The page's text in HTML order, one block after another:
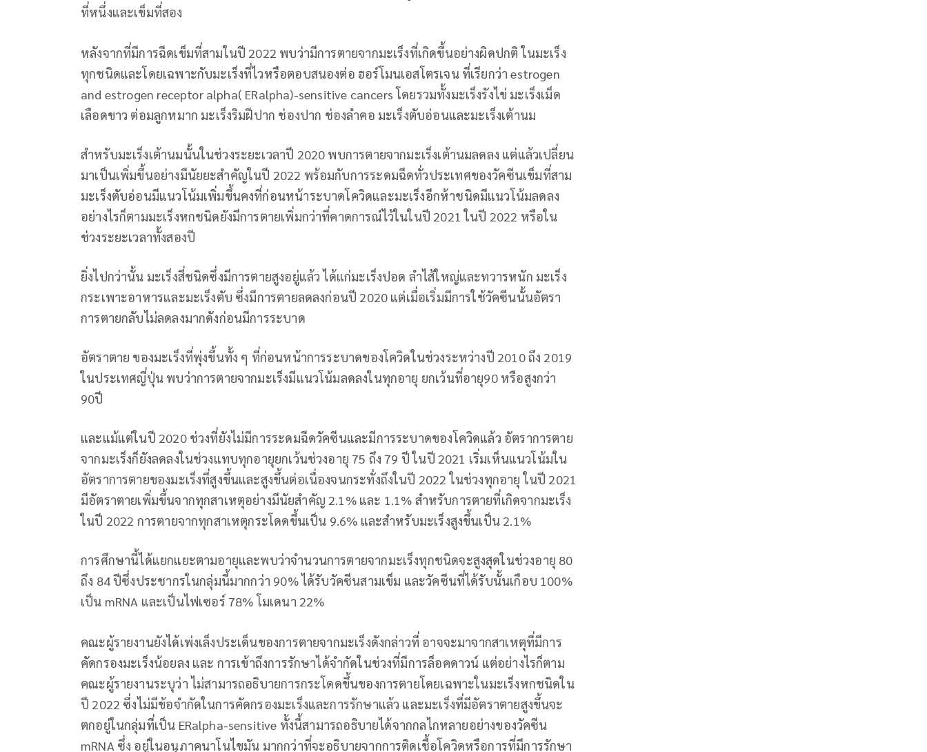
ที่หนึ่งและเข็มที่สอง
หลังจากที่มีการฉีดเข็มที่สามในปี 2022 พบว่ามีการตายจากมะเร็งที่เกิดขึ้นอย่างผิดปกติ ในมะเร็ง
ทุกชนิดและโดยเฉพาะกับมะเร็งที่ไวหรือตอบสนองต่อ ฮอร์โมนเอสโตรเจน ที่เรียกว่า estrogen
and estrogen receptor alpha( ERalpha)-sensitive cancers โดยรวมทั้งมะเร็งรังไข่ มะเร็งเม็ด
เลือดขาว ต่อมลูกหมาก มะเร็งริมฝีปาก ช่องปาก ช่องลำคอ มะเร็งตับอ่อนและมะเร็งเต้านม
สำหรับมะเร็งเต้านมนั้นในช่วงระยะเวลาปี 2020 พบการตายจากมะเร็งเต้านมลดลง แต่แล้วเปลี่ยน
มาเป็นเพิ่มขึ้นอย่างมีนัยยะสำคัญในปี 2022 พร้อมกับการระดมฉีดทั่วประเทศของวัคซีนเข็มที่สาม
มะเร็งตับอ่อนมีแนวโน้มเพิ่มขึ้นคงที่ก่อนหน้าระบาดโควิดและมะเร็งอีกห้าชนิดมีแนวโน้มลดลง
อย่างไรก็ตามมะเร็งหกชนิดยังมีการตายเพิ่มกว่าที่คาดการณ์ไว้ในในปี 2021 ในปี 2022 หรือใน
ช่วงระยะเวลาทั้งสองปี
ยิ่งไปกว่านั้น มะเร็งสี่ชนิดซึ่งมีการตายสูงอยู่แล้ว ได้แก่มะเร็งปอด ลำไส้ใหญ่และทวารหนัก มะเร็ง
กระเพาะอาหารและมะเร็งตับ ซึ่งมีการตายลดลงก่อนปี 2020 แต่เมื่อเริ่มมีการใช้วัคซีนนั้นอัตรา
การตายกลับไม่ลดลงมากดังก่อนมีการระบาด
อัตราตาย ของมะเร็งที่พุ่งขึ้นทั้ง ๆ ที่ก่อนหน้าการระบาดของโควิดในช่วงระหว่างปี 2010 ถึง 2019
ในประเทศญี่ปุ่น พบว่าการตายจากมะเร็งมีแนวโน้มลดลงในทุกอายุ ยกเว้นที่อายุ90 หรือสูงกว่า
90ปี
และแม้แต่ในปี 2020 ช่วงที่ยังไม่มีการระดมฉีดวัคซีนและมีการระบาดของโควิดแล้ว อัตราการตาย
จากมะเร็งก็ยังลดลงในช่วงแทบทุกอายุยกเว้นช่วงอายุ 75 ถึง 79 ปี ในปี 2021 เริ่มเห็นแนวโน้มใน
อัตราการตายของมะเร็งที่สูงขึ้นและสูงขึ้นต่อเนื่องจนกระทั่งถึงในปี 2022 ในช่วงทุกอายุ ในปี 2021
มีอัตราตายเพิ่มขึ้นจากทุกสาเหตุอย่างมีนัยสำคัญ 2.1% และ 1.1% สำหรับการตายที่เกิดจากมะเร็ง
ในปี 2022 การตายจากทุกสาเหตุกระโดดขึ้นเป็น 9.6% และสำหรับมะเร็งสูงขึ้นเป็น 2.1%
การศึกษานี้ได้แยกแยะตามอายุและพบว่าจำนวนการตายจากมะเร็งทุกชนิดจะสูงสุดในช่วงอายุ 80
ถึง 84 ปีซึ่งประชากรในกลุ่มนี้มากกว่า 90% ได้รับวัคซีนสามเข็ม และวัคซีนที่ได้รับนั้นเกือบ 100%
เป็น mRNA และเป็นไฟเซอร์ 78% โมเดนา 22%
คณะผู้รายงานยังได้เพ่งเล็งประเด็นของการตายจากมะเร็งดังกล่าวที่ อาจจะมาจากสาเหตุที่มีการ
คัดกรองมะเร็งน้อยลง และ การเข้าถึงการรักษาได้จำกัดในช่วงที่มีการล็อคดาวน์ แต่อย่างไรก็ตาม
คณะผู้รายงานระบุว่า ไม่สามารถอธิบายการกระโดดขึ้นของการตายโดยเฉพาะในมะเร็งหกชนิดใน
ปี 2022 ซึ่งไม่มีข้อจำกัดในการคัดกรองมะเร็งและการรักษาแล้ว และมะเร็งที่มีอัตราตายสูงขึ้นจะ
ตกอยู่ในกลุ่มที่เป็น ERalpha-sensitive ทั้งนี้สามารถอธิบายได้จากกลไกหลายอย่างของวัคซีน
mRNA ซึ่ง อยู่ในอนุภาคนาโนไขมัน มากกว่าที่จะอธิบายจากการติดเชื้อโควิดหรือการที่มีการรักษา